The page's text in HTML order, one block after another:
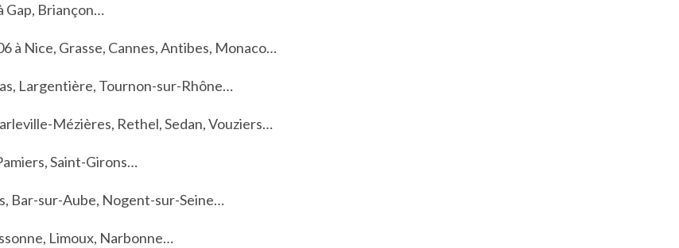
Gap, Briançon…
à Nice, Grasse, Cannes, Antibes, Monaco…
Largentière, Tournon-sur-Rhône…
Mézières, Rethel, Sedan, Vouziers…
Saint-Girons…
Bar-sur-Aube, Nogent-sur-Seine…
Limoux, Narbonne…